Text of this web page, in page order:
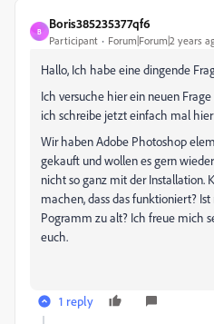
B
Boris385235377qf6
Participant Forum|Forum|2 years
Hallo, Ich habe eine dingende
Ich versuche hier ein neuen
ich schreibe jetzt einfach mal hier
Wir haben Adobe Photoshop
gekauft und wollen es gern
nicht so ganz mit der Installation.
machen, dass das funktioniert?
Pogramm zu alt? Ich freue mich
euch.
1 reply